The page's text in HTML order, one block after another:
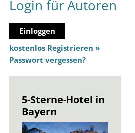
Login für Autoren
Einloggen
kostenlos Registrieren »
Passwort vergessen?
5-Sterne-Hotel in
Bayern